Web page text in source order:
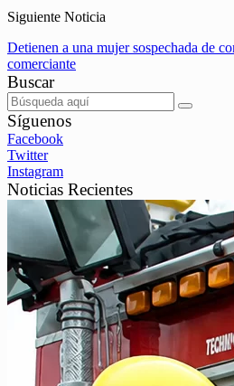
Siguiente Noticia
Detienen a una mujer sospechada de
comerciante
Buscar
Síguenos
Facebook
Twitter
Instagram
Noticias Recientes